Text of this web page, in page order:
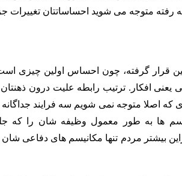
رفته متوجه می شوید احساساتتان تغییرات
قرار گرفته، چون احساس اولین چیزی
افکار. ترتیب رابطه علیت درون
که اصلا متوجه نمی شویم سه فرایند
ها به طور معمول وظیفه شان را که
بیشتر مردم تنها مکانیسم های دفاعی شان